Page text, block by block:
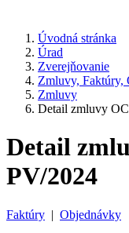
Úvodná stránka
Úrad
Zverejňovanie
Zmluvy, Faktúry,
Zmluvy
Detail zmluvy
Detail
PV/2024
Faktúry | Objednávky